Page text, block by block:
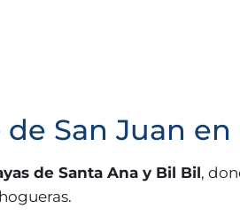
San Juan
de Santa Ana y Bil Bil,